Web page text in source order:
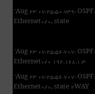
*Aug 23 07:25:50.739: OSPF:
Ethernet0/
*Aug 23 07:25:56.707: OSPF:
Ethernet0/0 192.168.1.3
*Aug 23 07:25:56.707: OSPF:
Ethernet0/0, state 2WAY